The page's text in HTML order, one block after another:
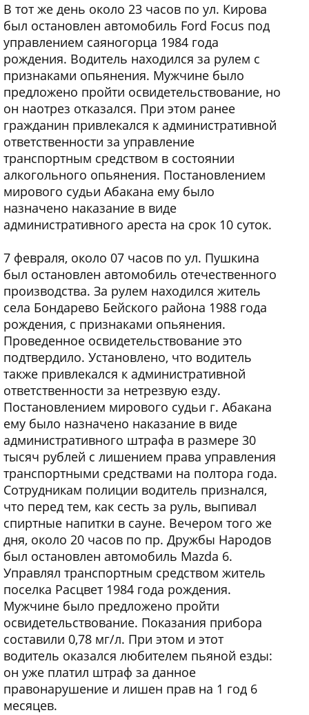
В тот же день около 23 часов по ул. Кирова
был остановлен автомобиль Ford Focus под
управлением саяногорца 1984 года
рождения. Водитель находился за рулем с
признаками опьянения. Мужчине было
предложено пройти освидетельствование, но
он наотрез отказался. При этом ранее
гражданин привлекался к административной
ответственности за управление
транспортным средством в состоянии
алкогольного опьянения. Постановлением
мирового судьи Абакана ему было
назначено наказание в виде
административного ареста на срок 10 суток.
7 февраля, около 07 часов по ул. Пушкина
был остановлен автомобиль отечественного
производства. За рулем находился житель
села Бондарево Бейского района 1988 года
рождения, с признаками опьянения.
Проведенное освидетельствование это
подтвердило. Установлено, что водитель
также привлекался к административной
ответственности за нетрезвую езду.
Постановлением мирового судьи г. Абакана
ему было назначено наказание в виде
административного штрафа в размере 30
тысяч рублей с лишением права управления
транспортными средствами на полтора года.
Сотрудникам полиции водитель признался,
что перед тем, как сесть за руль, выпивал
спиртные напитки в сауне. Вечером того же
дня, около 20 часов по пр. Дружбы Народов
был остановлен автомобиль Mazda 6.
Управлял транспортным средством житель
поселка Расцвет 1984 года рождения.
Мужчине было предложено пройти
освидетельствование. Показания прибора
составили 0,78 мг/л. При этом и этот
водитель оказался любителем пьяной езды:
он уже платил штраф за данное
правонарушение и лишен прав на 1 год 6
месяцев.